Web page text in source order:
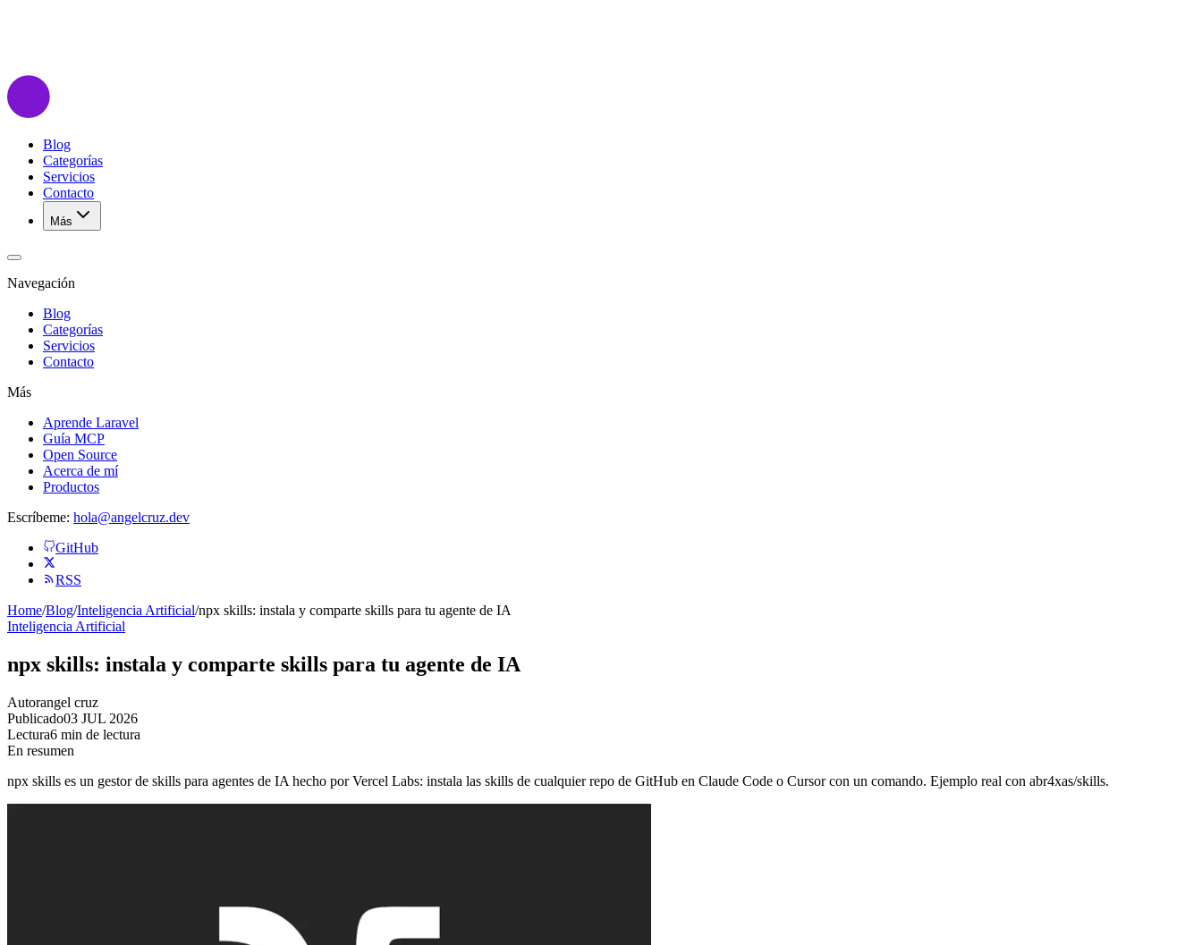
Blog
Categorías
Servicios
Contacto
Más
Navegación
Blog
Categorías
Servicios
Contacto
Más
Aprende Laravel
Guía MCP
Open Source
Acerca de mí
Productos
Escríbeme: hola@angelcruz.dev
GitHub
RSS
Home/Blog/Inteligencia Artificial/npx skills: instala y comparte skills para tu agente de IA
Inteligencia Artificial
npx skills: instala y comparte skills para tu agente de IA
Autorangel cruz
Publicado03 JUL 2026
Lectura6 min de lectura
En resumen
npx skills es un gestor de skills para agentes de IA hecho por Vercel Labs: instala las skills de cualquier repo de GitHub en Claude Code o Cursor con un comando. Ejemplo real con abr4xas/skills.